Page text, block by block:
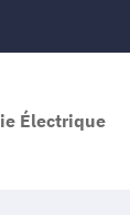
Électrique